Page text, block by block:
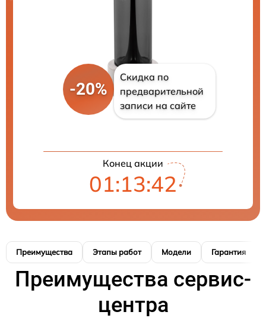
-20%
Скидка по
предварительной
записи на сайте
Конец акции
01:13:41
Преимущества Этапы работ Модели Гарантия
Преимущества сервис-
центра